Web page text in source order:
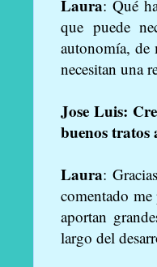
Laura: Qué
que puede
autonomía,
necesitan una
Jose Luis:
buenos
Laura:
comentado
aportan
largo del